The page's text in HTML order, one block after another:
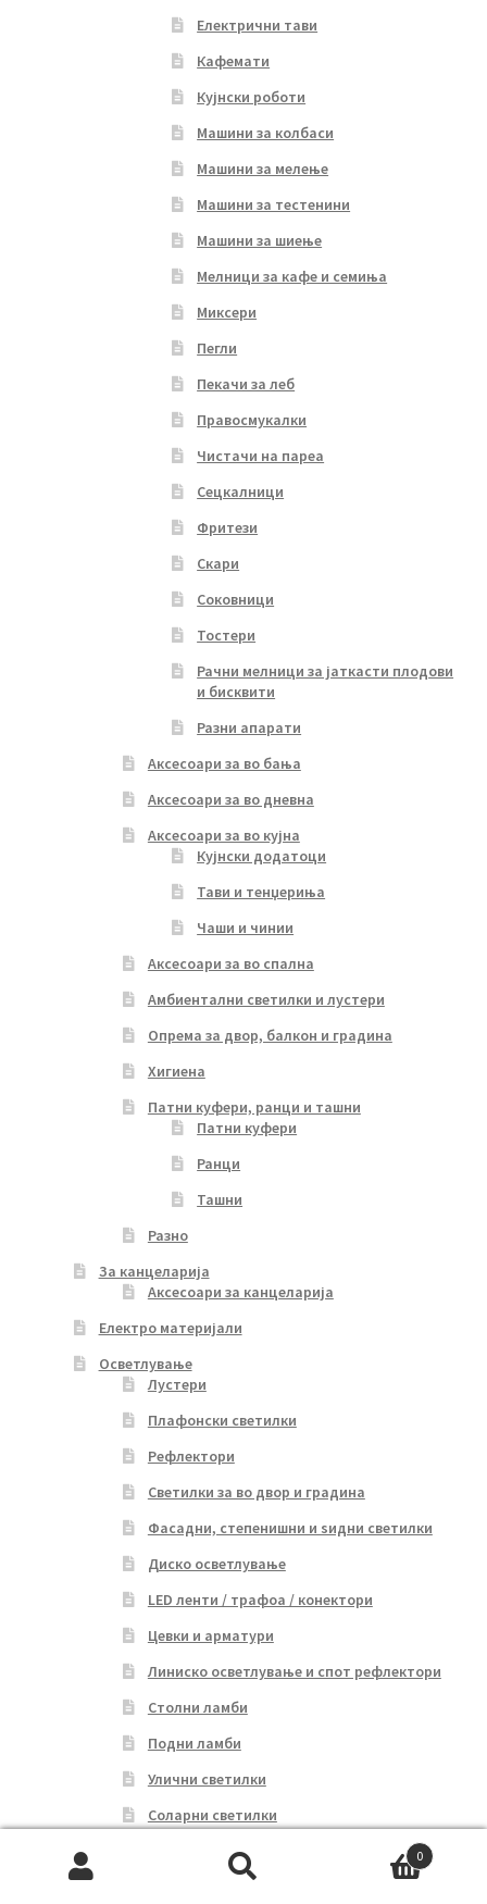
Електрични тави
Кафемати
Кујнски роботи
Машини за колбаси
Машини за мелење
Машини за тестенини
Машини за шиење
Мелници за кафе и семиња
Миксери
Пегли
Пекачи за леб
Правосмукалки
Чистачи на пареа
Сецкалници
Фритези
Скари
Соковници
Тостери
Рачни мелници за јаткасти плодови
и бисквити
Разни апарати
Аксесоари за во бања
Аксесоари за во дневна
Аксесоари за во кујна
Кујнски додатоци
Тави и тенџериња
Чаши и чинии
Аксесоари за во спална
Амбиентални светилки и лустери
Опрема за двор, балкон и градина
Хигиена
Патни куфери, ранци и ташни
Патни куфери
Ранци
Ташни
Разно
За канцеларија
Аксесоари за канцеларија
Електро материјали
Осветлување
Лустери
Плафонски светилки
Рефлектори
Светилки за во двор и градина
Фасадни, степенишни и ѕидни светилки
Диско осветлување
LED ленти / трафоа / конектори
Цевки и арматури
Линиско осветлување и спот рефлектори
Столни ламби
Подни ламби
Улични светилки
Соларни светилки
Батериски светилки
0